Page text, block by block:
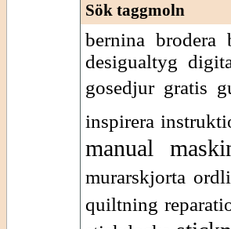
Sök taggmoln
bernina brodera
desigualtyg
gosedjur gratis
inspirera
manual
murarskjorta
quiltning